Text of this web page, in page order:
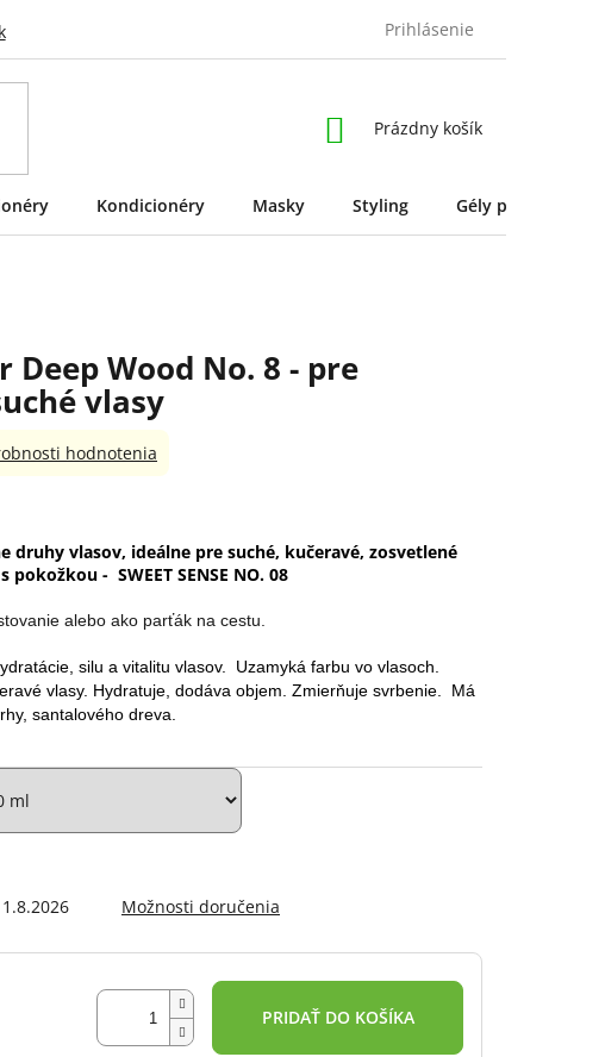
Prihlásenie
NÁKUPNÝ
Prázdny košík
Kondicionéry Masky Styling Gély pre styling
Deep Wood No. 8 - pre
vlasy
Možnosti doručenia
PRIDAŤ DO KOŠÍKA
druhy vlasov, ideálne pre suché, kučeravé, zosvetlené
- SWEET SENSE NO. 08
alebo ako parťák na cestu.
silu a vitalitu vlasov. Uzamyká farbu vo vlasoch.
vlasy. Hydratuje, dodáva objem. Zmierňuje svrbenie. Má
santalového dreva.
hodnotenia